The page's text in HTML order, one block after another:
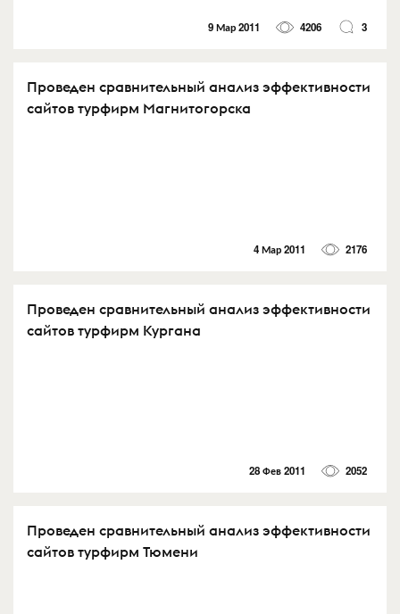
9 Мар 2011 4206 3
Проведен сравнительный анализ эффективности
сайтов турфирм Магнитогорска
4 Мар 2011 2176
Проведен сравнительный анализ эффективности
сайтов турфирм Кургана
28 Фев 2011 2052
Проведен сравнительный анализ эффективности
сайтов турфирм Тюмени